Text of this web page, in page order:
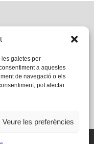
galetes per
a aquestes
de navegació o els
pot afectar
Veure les preferències